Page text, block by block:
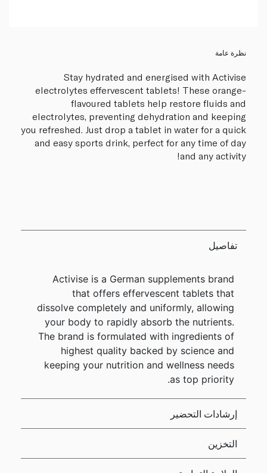
نظرة عامة
Stay hydrated and energised with Activise
electrolytes effervescent tablets! These orange-
flavoured tablets help restore fluids and
electrolytes, preventing dehydration and keeping
you refreshed. Just drop a tablet in water for a quick
and easy sports drink, perfect for any time of day
and any activity!
تفاصيل
Activise is a German supplements brand
that offers effervescent tablets that
dissolve completely and uniformly, allowing
your body to rapidly absorb the nutrients.
The brand is formulated with ingredients of
highest quality backed by science and
keeping your nutrition and wellness needs
as top priority.
إرشادات التحضير
التخزين